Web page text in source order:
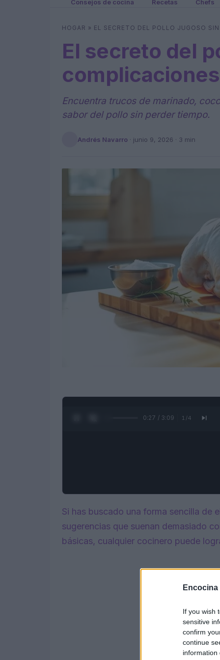
Encocina
If you wish
sensitive
confirm
continue
information
Consejos de cocina Recetas Chefs
HOGAR » EL SECRETO DEL POLLO JUGOSO
El secreto del
complicaciones
Encuentra trucos de marinado,
sabor del pollo sin perder tiempo.
Andrés Navarro · junio 9, 2026 · 3 min
0:28 / 3:09 1 /4
Si has buscado una forma sencilla de
sugerencias que suenan demasiado
básicas, cualquier cocinero puede